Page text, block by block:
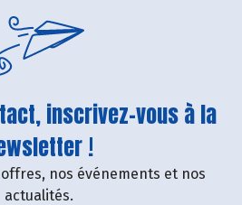
inscrivez-vous à la
!
nos événements et nos
actualités.